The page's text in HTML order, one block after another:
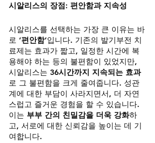
시알리스의 장점: 편안함과 지속성
시알리스를 선택하는 가장 큰 이유는 바
로 ‘편안함’입니다. 기존의 발기부전 치
료제는 효과가 짧고, 일정한 시간에 복
용해야 하는 등의 불편함이 있었지만,
시알리스는 36시간까지 지속되는 효과
로 그 불편함을 크게 줄여줍니다. 성관
계에 대한 부담이 사라지면서, 더 자연
스럽고 즐거운 경험을 할 수 있습니다.
이는 부부 간의 친밀감을 더욱 강화하
고, 서로에 대한 신뢰감을 높이는 데 기
여합니다.